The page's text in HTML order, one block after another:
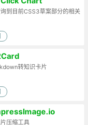
到目前CSS3草案部分的相关
转知识卡片
压缩工具